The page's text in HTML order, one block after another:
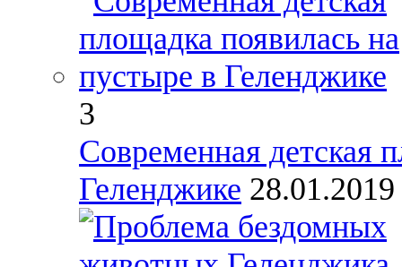
3
Современная детская
Геленджике 28.01.2019